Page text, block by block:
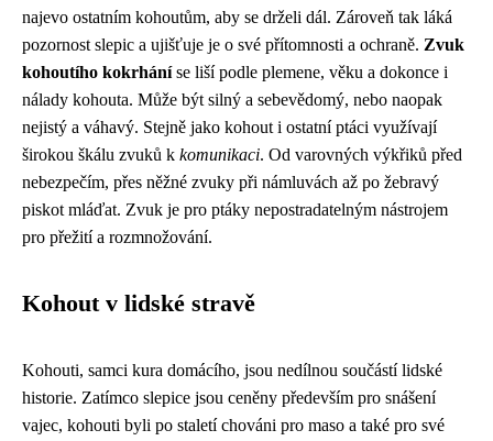
najevo ostatním kohoutům, aby se drželi dál. Zároveň tak láká
pozornost slepic a ujišťuje je o své přítomnosti a ochraně. Zvuk
kohoutího kokrháníse liší podle plemene, věku a dokonce i
nálady kohouta. Může být silný a sebevědomý, nebo naopak
nejistý a váhavý. Stejně jako kohout i ostatní ptáci využívají
širokou škálu zvuků k komunikaci. Od varovných výkřiků před
nebezpečím, přes něžné zvuky při námluvách až po žebravý
piskot mláďat. Zvuk je pro ptáky nepostradatelným nástrojem
pro přežití a rozmnožování.
Kohout v lidské stravě
Kohouti, samci kura domácího, jsou nedílnou součástí lidské
historie. Zatímco slepice jsou ceněny především pro snášení
vajec, kohouti byli po staletí chováni pro maso a také pro své